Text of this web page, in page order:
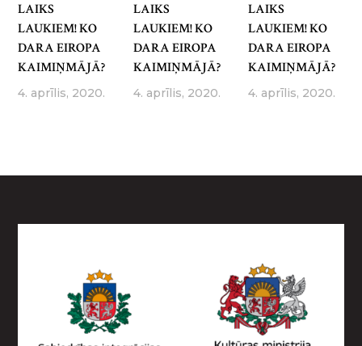
LAIKS
LAUKIEM! KO
DARA EIROPA
KAIMIŅMĀJĀ?
4. aprīlis, 2020.
LAIKS
LAUKIEM! KO
DARA EIROPA
KAIMIŅMĀJĀ?
4. aprīlis, 2020.
LAIKS
LAUKIEM! KO
DARA EIROPA
KAIMIŅMĀJĀ?
4. aprīlis, 2020.